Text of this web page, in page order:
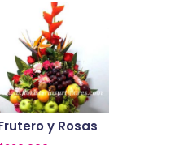
y Rosas